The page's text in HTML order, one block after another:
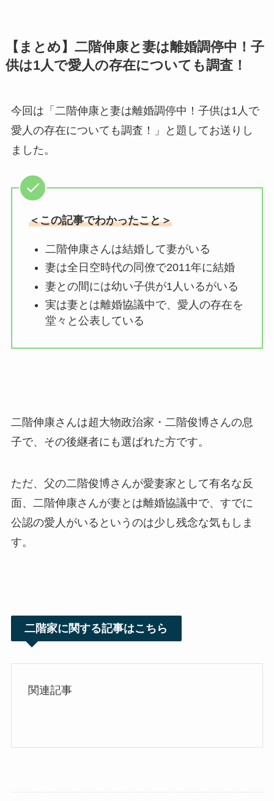
【まとめ】二階伸康と妻は離婚調停中！子
供は1人で愛人の存在についても調査！
今回は「二階伸康と妻は離婚調停中！子供は1人で
愛人の存在についても調査！」と題してお送りし
ました。
＜この記事でわかったこと＞
二階伸康さんは結婚して妻がいる
妻は全日空時代の同僚で2011年に結婚
妻との間には幼い子供が1人いるがいる
実は妻とは離婚協議中で、愛人の存在を
堂々と公表している
二階伸康さんは超大物政治家・二階俊博さんの息
子で、その後継者にも選ばれた方です。
ただ、父の二階俊博さんが愛妻家として有名な反
面、二階伸康さんが妻とは離婚協議中で、すでに
公認の愛人がいるというのは少し残念な気もしま
す。
二階家に関する記事はこちら
関連記事